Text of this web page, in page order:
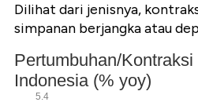
Dilihat dari jenisnya,
simpanan berjangka atau